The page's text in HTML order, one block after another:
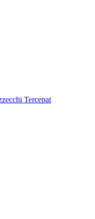
Tercepat